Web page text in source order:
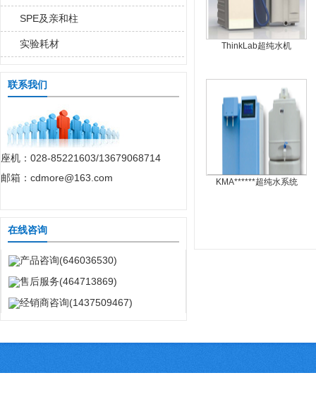
SPE及亲和柱
实验耗材
联系我们
座机：028-85221603/13679068714
邮箱：cdmore@163.com
在线咨询
产品咨询(646036530)
售后服务(464713869)
经销商咨询(1437509467)
ThinkLab超纯水机
KMA******超纯水系统